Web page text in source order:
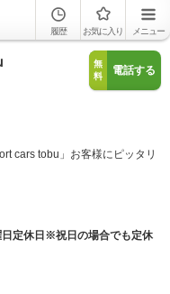
履歴 お気に入り メニュー
無
料
電話する
cars tobu」お客様にピッタリ
定休日※祝日の場合でも定休